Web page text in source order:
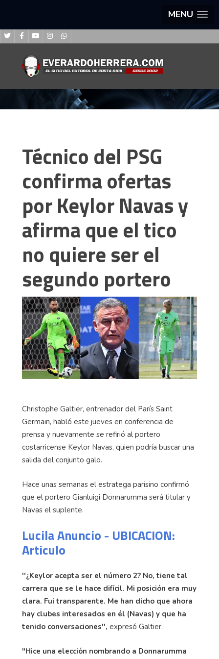
MENU
Técnico del PSG
confirma ofertas
por Keylor Navas y
afirma que el tico
no quiere ser el
segundo portero
Christophe Galtier, entrenador del París Saint
Germain, habló este jueves en conferencia de
prensa y nuevamente se refirió al portero
costarricense Keylor Navas, quien podría buscar una
salida del conjunto galo.
Hace unas semanas el estratega parisino confirmó
que el portero Gianluigi Donnarumma será titular y
Navas el suplente.
Lucila Anuncio - UBICACION:
Articulo
''¿Keylor acepta ser el número 2? No, tiene tal
carrera que se le hace difícil. Mi posición era muy
clara. Fui transparente. Me han dicho que ahora
hay clubes interesados en él (Navas) y que ha
tenido conversaciones'', expresó Galtier.
"Hice una elección nombrando a Donnarumma